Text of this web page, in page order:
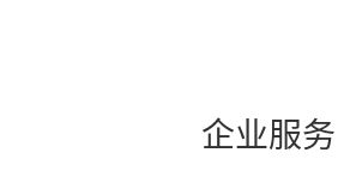
企业服务